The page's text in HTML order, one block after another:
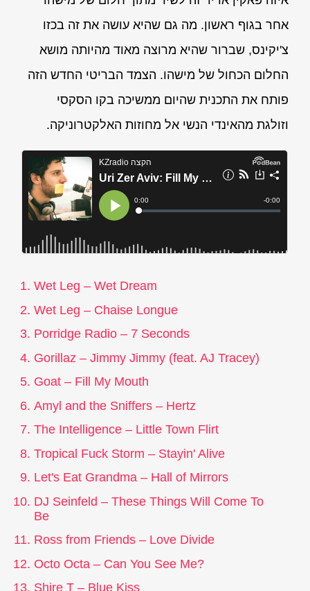
אחר בגוף ראשון. מה גם שהיא עושה את זה בכזו
צ'יקינס, שברור שהיא מרוצה מאוד מהיותה מושא
החלום הכחול של מישהו. הצמד הבריטי החדש הזה
פותח את התכנית שהיום ממשיכה בקו הסקסי
וזולגת מהאינדי הנשי אל מחוזות האלקטרוניקה.
Wet Leg – Wet Dream
Wet Leg – Chaise Longue
Porridge Radio – 7 Seconds
Gorillaz – Jimmy Jimmy (feat. AJ Tracey)
Goat – Fill My Mouth
Amyl and the Sniffers – Hertz
The Intelligence – Little Town Flirt
Tropical Fuck Storm – Stayin' Alive
Let's Eat Grandma – Hall of Mirrors
DJ Seinfeld – These Things Will Come To
Be
Ross from Friends – Love Divide
Octo Octa – Can You See Me?
Shire T – Blue Kiss